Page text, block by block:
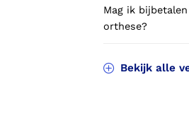
Mag ik
orthese?
Bekijk alle